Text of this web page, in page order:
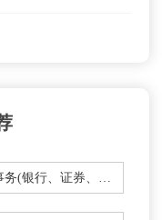
金融事务(银行、证券、投资理财)